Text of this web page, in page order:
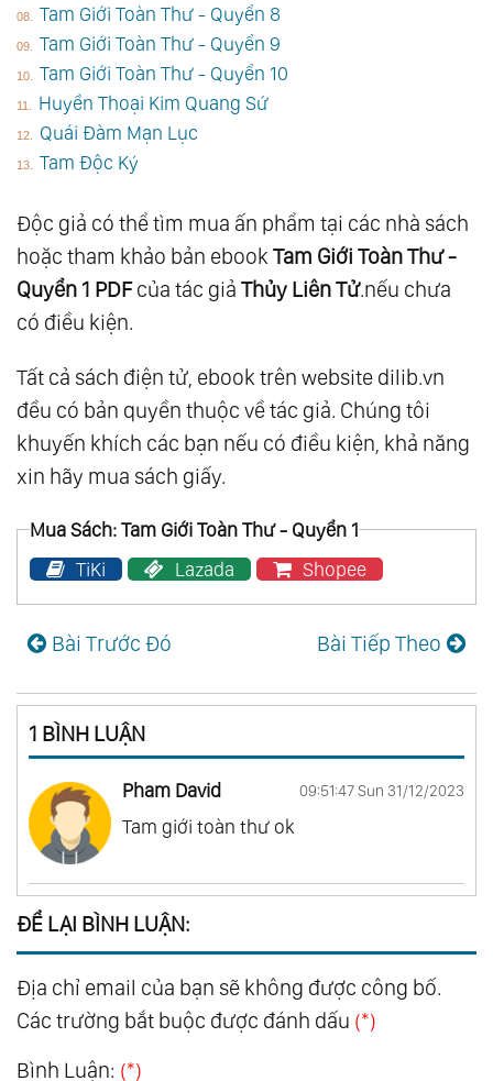
Tam Giới Toàn Thư - Quyển 8
Tam Giới Toàn Thư - Quyển 9
Tam Giới Toàn Thư - Quyển 10
Huyền Thoại Kim Quang Sứ
Quái Đàm Mạn Lục
Tam Độc Ký
Độc giả có thể tìm mua ấn phẩm tại các nhà sách
hoặc tham khảo bản ebook Tam Giới Toàn Thư -
Quyển 1 PDFcủa tác giả Thủy Liên Tử.nếu chưa
có điều kiện.
Tất cả sách điện tử, ebook trên website dilib.vn
đều có bản quyền thuộc về tác giả. Chúng tôi
khuyến khích các bạn nếu có điều kiện, khả năng
xin hãy mua sách giấy.
Mua Sách: Tam Giới Toàn Thư - Quyển 1
TiKi
Lazada Shopee
Bài Trước Đó Bài Tiếp Theo
1 BÌNH LUẬN
Pham David 09:51:47 Sun 31/12/2023
Tam giới toàn thư ok
ĐỂ LẠI BÌNH LUẬN:
Địa chỉ email của bạn sẽ không được công bố.
Các trường bắt buộc được đánh dấu (*)
Bình Luận: (*)